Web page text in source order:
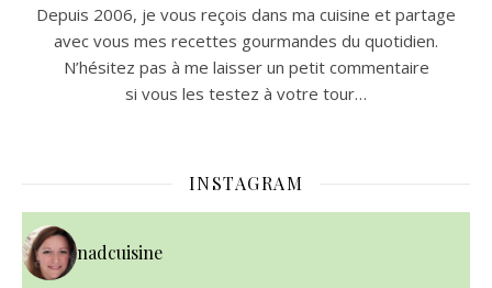
Depuis 2006, je vous reçois dans ma cuisine et partage
avec vous mes recettes gourmandes du quotidien.
N’hésitez pas à me laisser un petit commentaire
si vous les testez à votre tour…
INSTAGRAM
nadcuisine